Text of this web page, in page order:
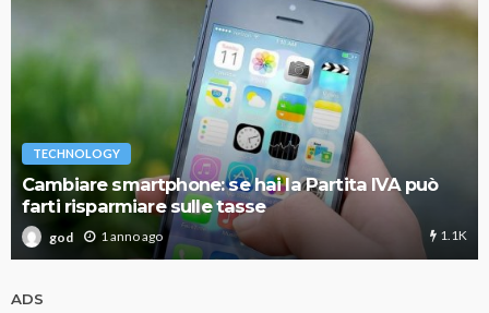
TECHNOLOGY
Cambiare smartphone: se hai la Partita IVA può
farti risparmiare sulle tasse
god 1 anno ago 1.1K
ADS